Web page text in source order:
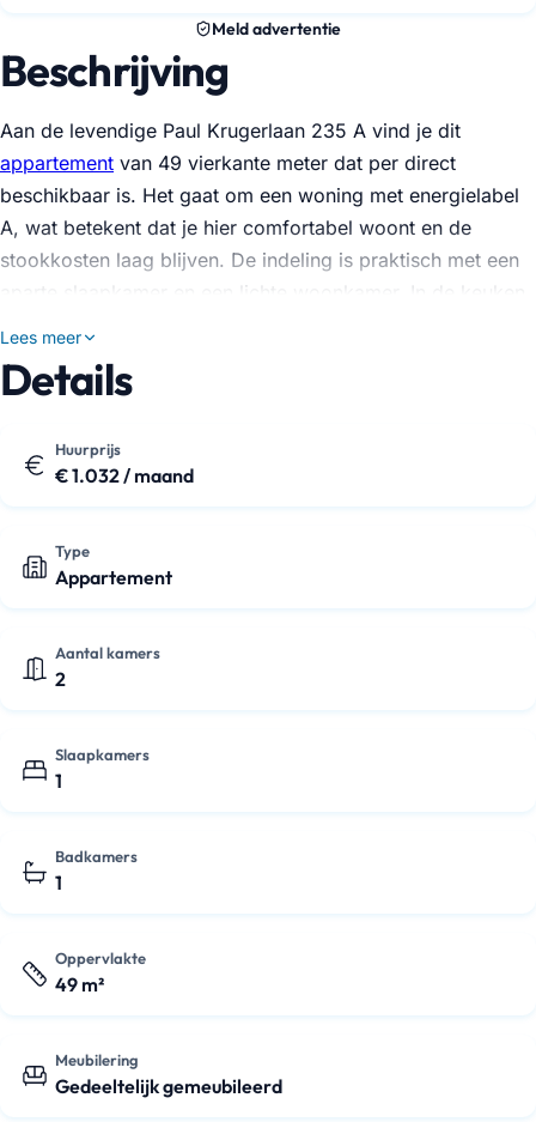
Meld advertentie
Beschrijving
Aan de levendige Paul Krugerlaan 235 A vind je dit
appartement van 49 vierkante meter dat per direct
beschikbaar is. Het gaat om een woning met energielabel
A, wat betekent dat je hier comfortabel woont en de
stookkosten laag blijven. De indeling is praktisch met een
aparte slaapkamer en een lichte woonkamer. In de keuken
hoef je zelf niets meer te installeren, want je hebt de
beschikking over een vaatwasser, koelkast, vriezer,
kookplaat en afzuigkap. Ook een wasmachine en droger
Bovendien is het internet inbegrepen, zodat je meteen
onlin…
Lees meer
Details
Huurprijs
€ 1.032 / maand
Type
Appartement
Aantal kamers
2
Slaapkamers
1
Badkamers
1
Oppervlakte
49 m²
Meubilering
Gedeeltelijk gemeubileerd